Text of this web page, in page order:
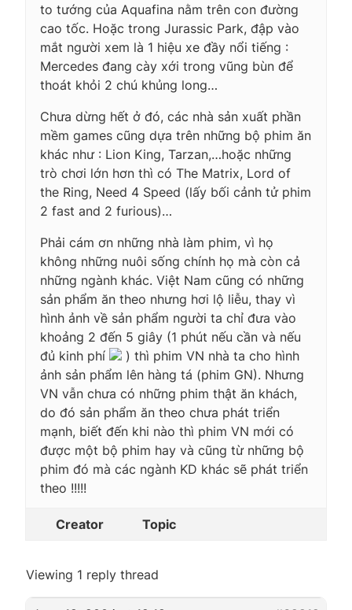
to tướng của Aquafina nằm trên con đường
cao tốc. Hoặc trong Jurassic Park, đập vào
mắt người xem là 1 hiệu xe đầy nổi tiếng :
Mercedes đang cày xới trong vũng bùn để
thoát khỏi 2 chú khủng long…
Chưa dừng hết ở đó, các nhà sản xuất phần
mềm games cũng dựa trên những bộ phim ăn
khác như : Lion King, Tarzan,…hoặc những
trò chơi lớn hơn thì có The Matrix, Lord of
the Ring, Need 4 Speed (lấy bối cảnh tử phim
2 fast and 2 furious)…
Phải cám ơn những nhà làm phim, vì họ
không những nuôi sống chính họ mà còn cả
những ngành khác. Việt Nam cũng có những
sản phẩm ăn theo nhưng hơi lộ liễu, thay vì
hình ảnh về sản phẩm người ta chỉ đưa vào
khoảng 2 đến 5 giây (1 phút nếu cần và nếu
đủ kinh phí
) thì phim VN nhà ta cho hình
ảnh sản phẩm lên hàng tá (phim GN). Nhưng
VN vẫn chưa có những phim thật ăn khách,
do đó sản phẩm ăn theo chưa phát triển
mạnh, biết đến khi nào thì phim VN mới có
được một bộ phim hay và cũng từ những bộ
phim đó mà các ngành KD khác sẽ phát triển
theo !!!!!
Creator Topic
Viewing 1 reply thread